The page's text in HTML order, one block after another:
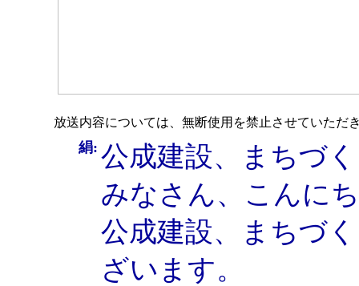
放送内容については、無断使用を禁止させていただ
絹: 公成建設、まちづ
みなさん、こんに
公成建設、まちづ
ざいます。